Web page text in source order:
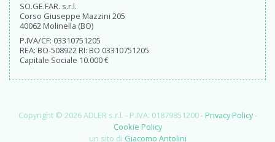
SO.GE.FAR. s.r.l.
Corso Giuseppe Mazzini 205
40062 Molinella (BO)
P.IVA/CF: 03310751205
REA: BO-508922 RI: BO 03310751205
Capitale Sociale 10.000 €
Copyright © 2026 ADLER s.r.l. - P.IVA: 01879851200 - Privacy Policy-
Cookie Policy
un sito di Giacomo Antolini